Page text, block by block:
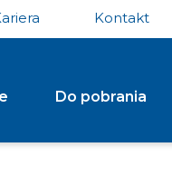
Kontakt
Do pobrania